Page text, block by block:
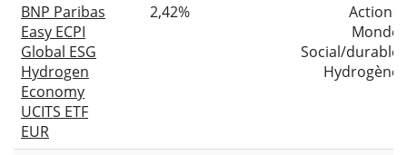
BNP Paribas
Easy ECPI
Global ESG
Hydrogen
Economy
UCITS ETF
EUR
2,42%
Actions
Monde
Social/durable
Hydrogène